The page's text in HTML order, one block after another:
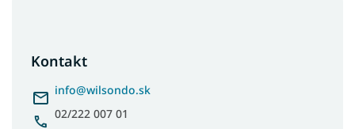
Kontakt
info@wilsondo.sk
02/222 007 01